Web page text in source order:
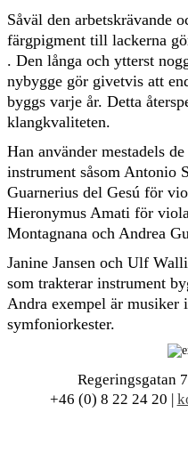
Såväl den arbetskrävande
färgpigment till lackerna
. Den långa och ytterst
nybygge gör givetvis att
byggs varje år. Detta
klangkvaliteten.
Han använder mestadels
instrument såsom Antonio
Guarnerius del Gesú för
Hieronymus Amati för
Montagnana och Andrea
Janine Jansen och Ulf
som trakterar instrument
Andra exempel är musiker
symfoniorkester.
Regeringsgatan
+46 (0) 8 22 24 20 |